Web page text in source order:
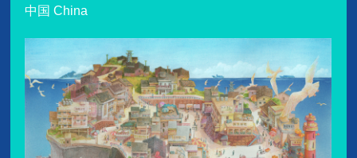
中国 China